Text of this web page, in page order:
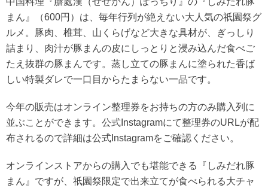
まん』（600円）は、毎年行列が絶えない大人気の祇園祭グ
ルメ。豚肉、椎茸、山くらげなど大きな具材が、ぎっしり
詰まり、肉汁が豚まんの皮にしっとりと浸み込んだ食べご
たえ抜群の豚まんです。蒸し立ての豚まんに塗られた香ば
しい特製ダレで一口目からたまらない一品です。
今年の販売はオンライン整理券をお持ちの方のみ購入列に
並ぶことができます。公式Instagramにて整理券のURLが配
布されるので詳細は公式Instagramをご確認ください。
オンラインストアからの購入でも堪能できる『しみだれ豚
まん』ですが、祇園祭限定で出来立てが食べられる大チャ